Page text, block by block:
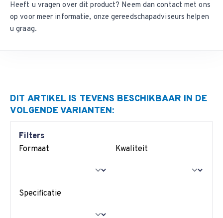
Heeft u vragen over dit product? Neem dancontact met ons
op voor meer informatie, onze gereedschapadviseurs helpen
u graag.
DIT ARTIKEL IS TEVENS BESCHIKBAAR IN DE
VOLGENDE VARIANTEN:
Filters
Formaat
Kwaliteit
Specificatie